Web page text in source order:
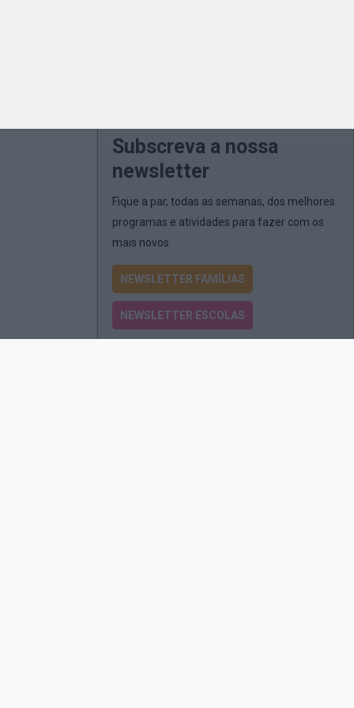
Subscreva a nossa
newsletter
Fique a par, todas as semanas, dos melhores
programas e atividades para fazer com os
mais novos
NEWSLETTER FAMÍLIAS
NEWSLETTER ESCOLAS